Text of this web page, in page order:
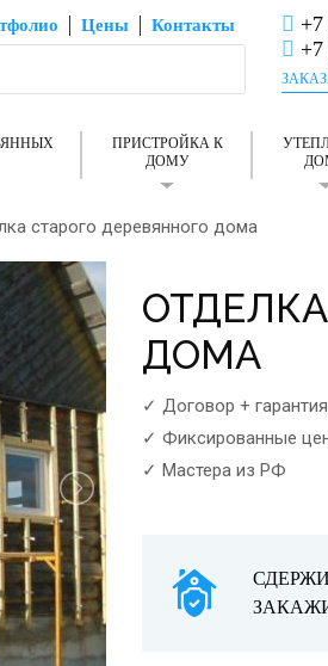
Цены Контакты
+7
+7
ПРИСТРОЙКА К
ДОМУ
старого деревянного дома
ДОМА
✓ Договор +
✓ Фиксированные
✓ Мастера из РФ